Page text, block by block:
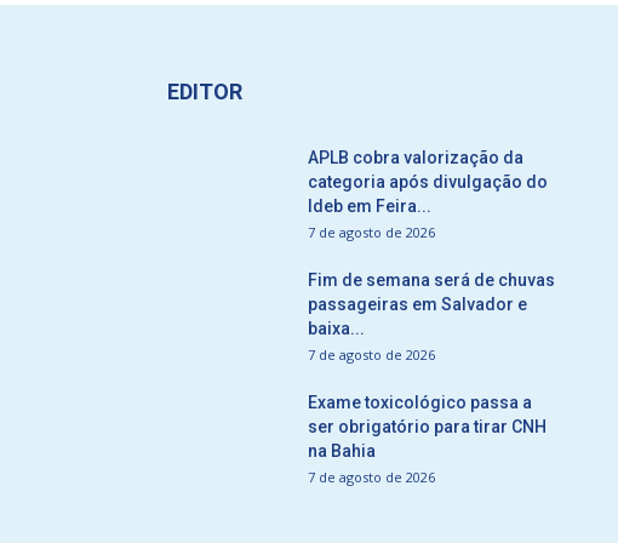
EDITOR
APLB cobra valorização da
categoria após divulgação do
Ideb em Feira...
7 de agosto de 2026
Fim de semana será de chuvas
passageiras em Salvador e
baixa...
7 de agosto de 2026
Exame toxicológico passa a
ser obrigatório para tirar CNH
na Bahia
7 de agosto de 2026